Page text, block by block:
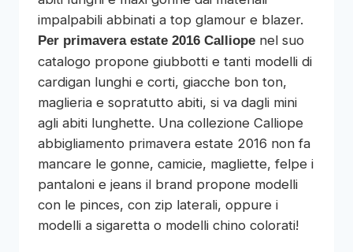
impalpabili abbinati a top glamour e blazer.
Per primavera estate 2016 Calliope nel suo
catalogo propone giubbotti e tanti modelli di
cardigan lunghi e corti, giacche bon ton,
maglieria e sopratutto abiti, si va dagli mini
agli abiti lunghette. Una collezione Calliope
abbigliamento primavera estate 2016 non fa
mancare le gonne, camicie, magliette, felpe i
pantaloni e jeans il brand propone modelli
con le pinces, con zip laterali, oppure i
modelli a sigaretta o modelli chino colorati!